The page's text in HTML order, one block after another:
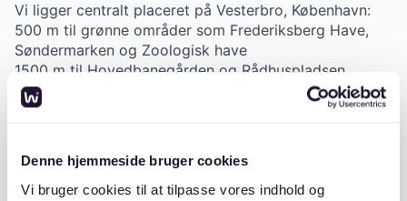
Denne hjemmeside bruger cookies
Vi bruger cookies til at tilpasse vores indhold og
Vi ligger centralt placeret på Vesterbro, København:
500 m til grønne områder som Frederiksberg Have,
Søndermarken og Zoologisk have
1500 m til Hovedbanegården og Rådhuspladsen
Mange hyggelige cafeer og restauranter lige om
hjørnet på Vesterbrogade/Sundevedsgade
Der er mulighed for at leje p-plads i p-kælderen under
ejendommen.